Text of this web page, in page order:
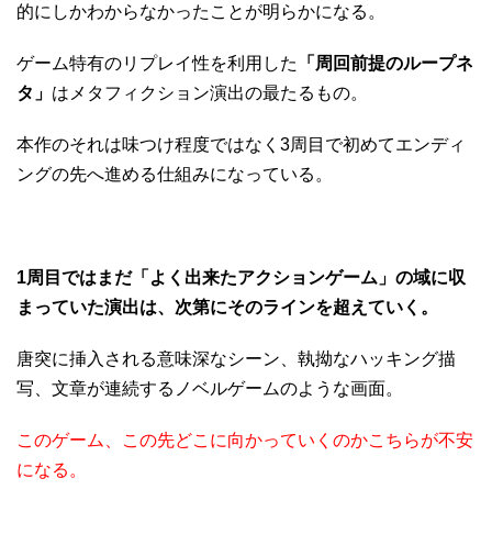
的にしかわからなかったことが明らかになる。
ゲーム特有のリプレイ性を利用した
「周回前提のループネ
タ」 はメタフィクション演出の最たるもの。
本作のそれは味つけ程度ではなく3周目で初めてエンディ
ングの先へ進める仕組みになっている。
1周目ではまだ「よく出来たアクションゲーム」の域に収
まっていた演出は、次第にそのラインを超えていく。
唐突に挿入される意味深なシーン、執拗なハッキング描
写、文章が連続するノベルゲームのような画面。
このゲーム、この先どこに向かっていくのかこちらが不安
になる。